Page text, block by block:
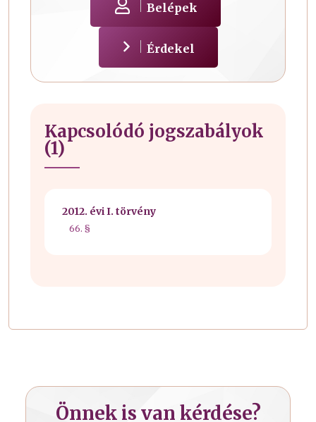
Belépek
Érdekel
Kapcsolódó jogszabályok
(1)
2012. évi I. törvény
66. §
Önnek is van kérdése?